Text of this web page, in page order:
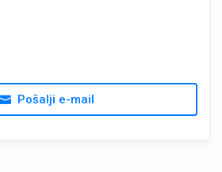
Pošalji e-mail